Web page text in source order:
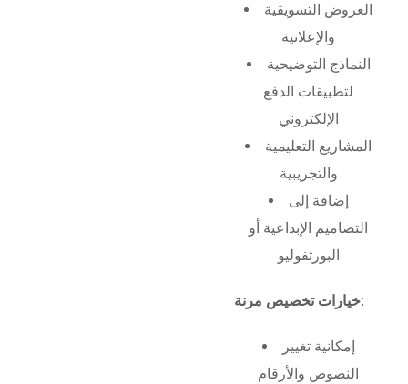
العروض التسويقية
والإعلانية
النماذج التوضيحية
لتطبيقات الدفع
الإلكتروني
المشاريع التعليمية
والتجريبية
إضافة إلى
التصاميم الإبداعية أو
البورتفوليو
خيارات تخصيص مرنة:
إمكانية تغيير
النصوص والأرقام